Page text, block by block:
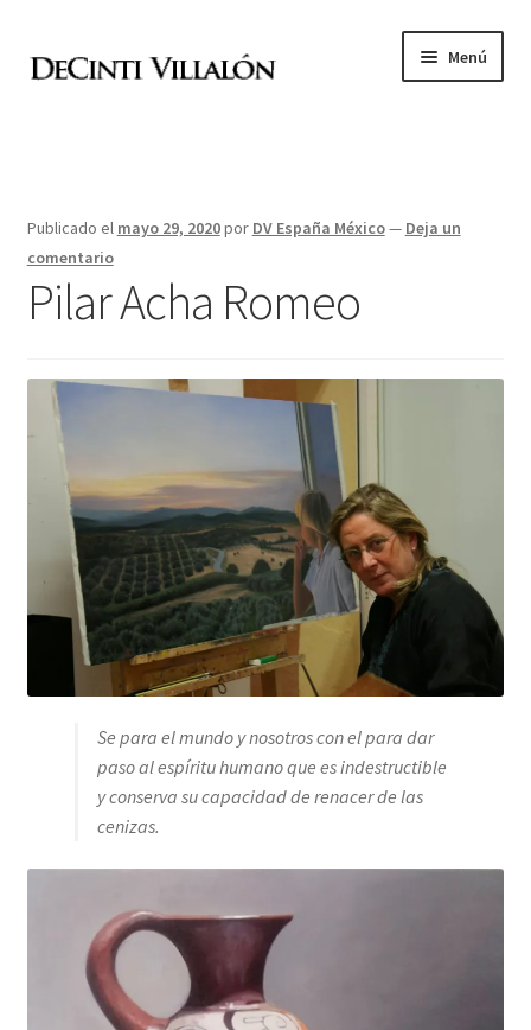
aal
Menú
Archivo de exposiciones
Archivo de alumnos
Publicado el mayo 29, 2020por DV España México— Deja un
comentario
Pilar Acha Romeo
Se para el mundo y nosotros con el para dar
paso al espíritu humano que es indestructible
y conserva su capacidad de renacer de las
cenizas.